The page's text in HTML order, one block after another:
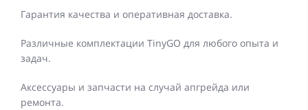
Гарантия качества и оперативная доставка.
Различные комплектации TinyGO для любого опыта и
задач.
Аксессуары и запчасти на случай апгрейда или
ремонта.